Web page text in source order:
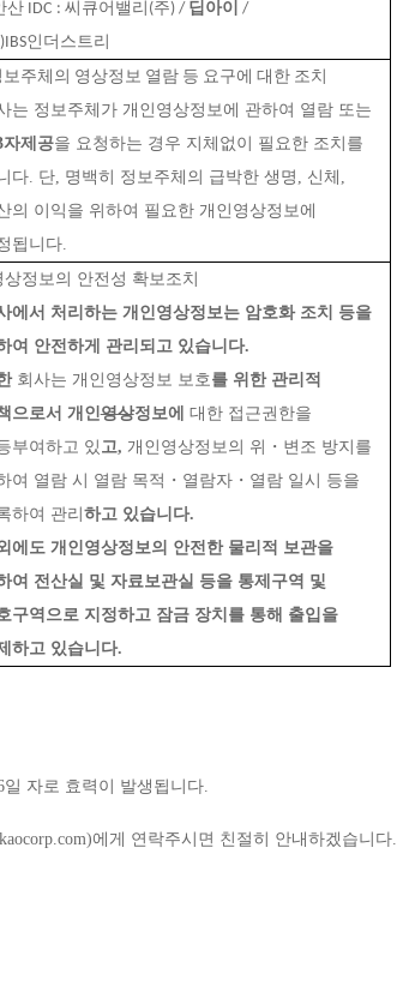
산 IDC : 씨큐어밸리(주) / 딥아이 /
인더스트리
보주체의 영상정보 열람 등 요구에 대한 조치
자제공을 요청하는 경우 지체없이 필요한 조치를
다. 단, 명백히 정보주체의 급박한 생명, 신체,
의 이익을 위하여 필요한 개인영상정보에
됩니다.
상정보의 안전성 확보조치
에서 처리하는 개인영상정보는 암호화 조치 등을
여 안전하게 관리되고 있습니다.
회사는 개인영상정보 보호를 위한 관리적
으로서 개인영상정보에 대한 접근권한을
부여하고 있고, 개인영상정보의 위・변조 방지를
여 열람 시 열람 목적・열람자・열람 일시 등을
하여 관리 하고 있습니다.
에도 개인영상정보의 안전한 물리적 보관을
여 전산실 및 자료보관실 등을 통제구역 및
구역으로 지정하고 잠금 장치를 통해 출입을
하고 있습니다.
자로 효력이 발생됩니다.
에게 연락주시면 친절히 안내하겠습니다.